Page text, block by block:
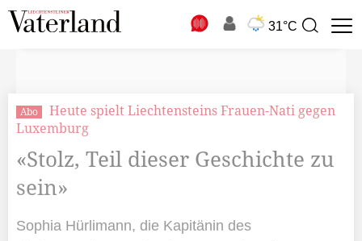
31°C
Suchbegriff
Abo
Heute spielt Liechtensteins Frauen-Nati gegen
Luxemburg
«Stolz, Teil dieser Geschichte zu
sein»
Sophia Hürlimann, die Kapitänin des